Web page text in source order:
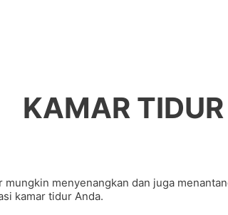
KAMAR
menyenangkan dan juga
kamar tidur Anda.